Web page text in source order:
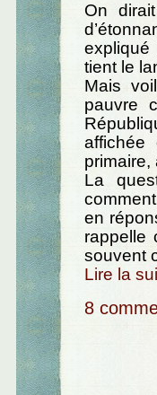
On
expliqué
tient le
Mais
pauvre
affichée
primaire,
La
en
rappelle
souvent
Lire la
8